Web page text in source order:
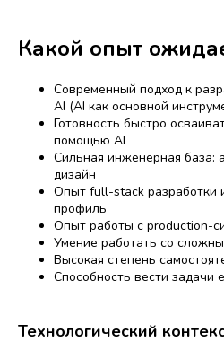
Какой опыт
Современный подход к
AI (AI как основной
Готовность быстро
помощью AI
Сильная инженерная база:
дизайн
Опыт full-stack разработки
профиль
Опыт работы с production-
Умение работать со
Высокая степень
Способность вести задачи
Технологический